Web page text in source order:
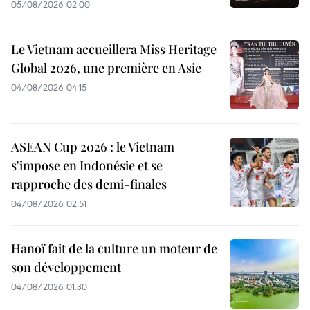
05/08/2026 02:00
Le Vietnam accueillera Miss Heritage
Global 2026, une première en Asie
04/08/2026 04:15
ASEAN Cup 2026 : le Vietnam
s'impose en Indonésie et se
rapproche des demi-finales
04/08/2026 02:51
Hanoï fait de la culture un moteur de
son développement
04/08/2026 01:30